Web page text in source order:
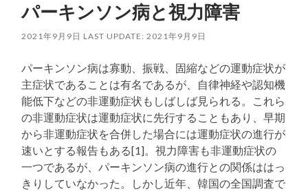
パーキンソン病と視力障害
2021年9月9日 LAST UPDATE: 2021年9月9日
パーキンソン病は寡動、振戦、固縮などの運動症状が
主症状であることは有名であるが、自律神経や認知機
能低下などの非運動症状もしばしば見られる。これら
の非運動症状は運動症状に先行することもあり、早期
から非運動症状を合併した場合には運動症状の進行が
速いとする報告もある[1]。視力障害も非運動症状の
一つであるが、パーキンソン病の進行との関係ははっ
きりしていなかった。しかし近年、韓国の全国調査で